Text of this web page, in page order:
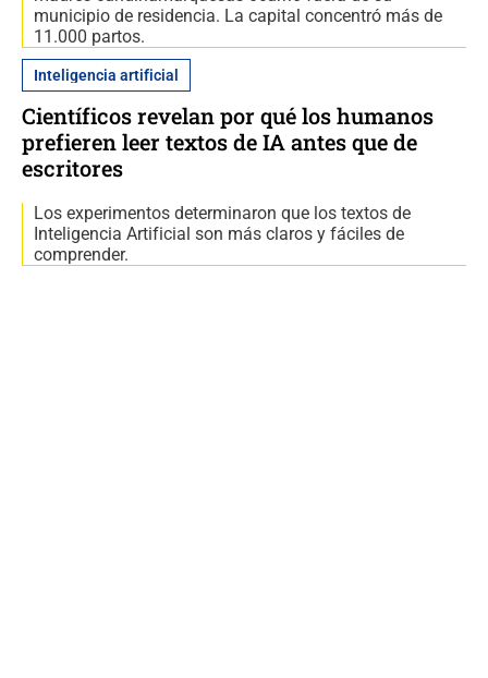
municipio de residencia. La capital concentró más de
11.000 partos.
Inteligencia artificial
Científicos revelan por qué los humanos
prefieren leer textos de IA antes que de
escritores
Los experimentos determinaron que los textos de
Inteligencia Artificial son más claros y fáciles de
comprender.